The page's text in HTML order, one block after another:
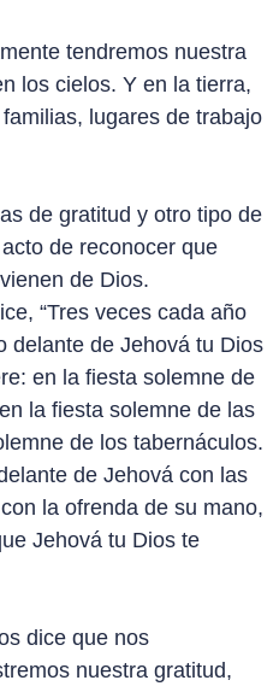
tendremos nuestra
los cielos. Y en la tierra,
lugares de trabajo
de gratitud y otro tipo de
de reconocer que
de Dios.
“Tres veces cada año
delante de Jehová tu Dios
en la fiesta solemne de
la fiesta solemne de las
de los tabernáculos.
de Jehová con las
la ofrenda de su mano,
Jehová tu Dios te
dice que nos
nuestra gratitud,